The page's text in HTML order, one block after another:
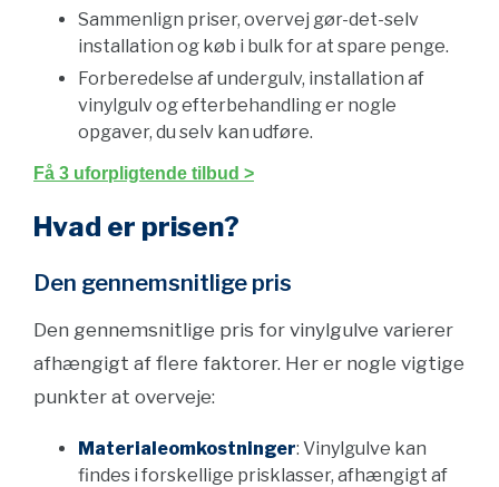
Sammenlign priser, overvej gør-det-selv
installation og køb i bulk for at spare penge.
Forberedelse af undergulv, installation af
vinylgulv og efterbehandling er nogle
opgaver, du selv kan udføre.
Få 3 uforpligtende tilbud >
Hvad er prisen?
Den gennemsnitlige pris
Den gennemsnitlige pris for vinylgulve varierer
afhængigt af flere faktorer. Her er nogle vigtige
punkter at overveje:
Materialeomkostninger: Vinylgulve kan
findes i forskellige prisklasser, afhængigt af